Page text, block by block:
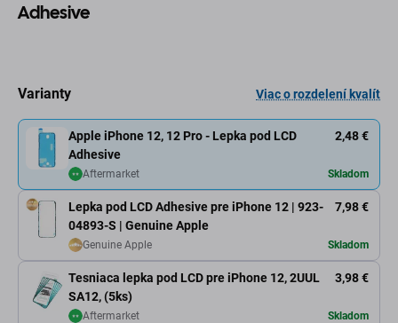
Adhesive
Varianty Viac o rozdelení kvalít
Apple iPhone 12, 12 Pro - Lepka pod LCD
Adhesive
2,48 €
Aftermarket Skladom
Lepka pod LCD Adhesive pre iPhone 12 | 923-
04893-S | Genuine Apple
7,98 €
Genuine Apple Skladom
Tesniaca lepka pod LCD pre iPhone 12, 2UUL
SA12, (5ks)
3,98 €
Aftermarket Skladom